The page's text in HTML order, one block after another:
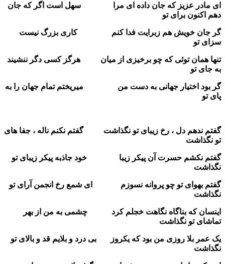
ای مادر عزیز که جان داده ای مرا سهل است اگر که جان
دهم اکنون برای تو
گر جان خویش هم زبرایت فدا کنم کاری بزرگ نیست
سزای تو
تنها همان توئی که چو برخیزی از میان هرگز کسی دگر ننشیند
به جای تو
گر بود اختیار جهانی به دست من میریختم تمام جهان را به
پای تو
گفتم ندهم دل ، رخ زیبای تو نگذاشت گفتم نکنم ناله ، جفا های
تو نگذاشت
گفتم نکشم حسرت آن پیکر زیبا خود جاذبه پیکر زیبای تو
نگذاشت
گفتم بهوای تو چو پروانه نسوزم ای شمع رخ انجمن آرای تو
نگذاشت
اینسان که بناگاه نگاهت خجلم کرد چشمی به من از بهر
تماشای تو نگذاشت
یک عمر بلا روزی من بود که یکروز بی درد و بلایم قد و بالای تو
نگذاشت